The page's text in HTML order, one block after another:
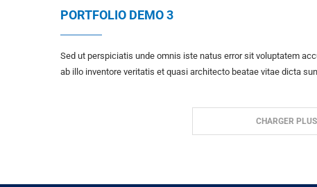
PORTFOLIO DEMO 3
Sed ut perspiciatis unde omnis iste natus error sit voluptatem
ab illo inventore veritatis et quasi architecto beatae vitae dicta
CHARGER